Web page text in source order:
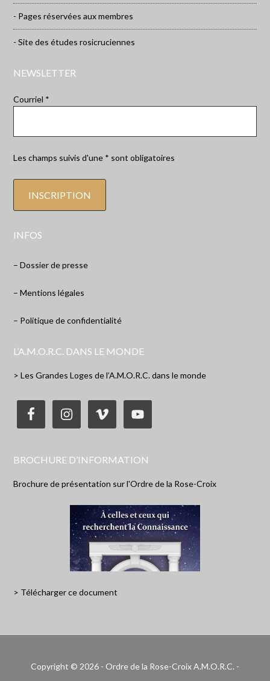
- Pages réservées aux membres
- Site des études rosicruciennes
NEWSLETTER
Courriel *
Les champs suivis d'une * sont obligatoires
INFOS
– Dossier de presse
– Mentions légales
– Politique de confidentialité
L’A.M.O.R.C. DANS LE MONDE
> Les Grandes Loges de l’A.M.O.R.C. dans le monde
BROCHURE D’INFORMATION
Brochure de présentation sur l'Ordre de la Rose-Croix
> Télécharger ce document
Copyright © 2026 - Ordre de la Rose-Croix A.M.O.R.C. -